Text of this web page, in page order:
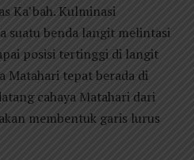
Ka’bah. Kulminasi
suatu benda langit melintasi
posisi tertinggi di langit
Matahari tepat berada di
cahaya Matahari dari
membentuk garis lurus